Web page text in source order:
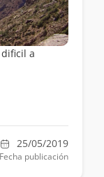
a
25/05/2019
Fecha publicación